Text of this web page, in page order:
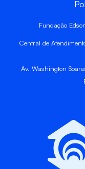
Fundação
Central de
Av. Washington